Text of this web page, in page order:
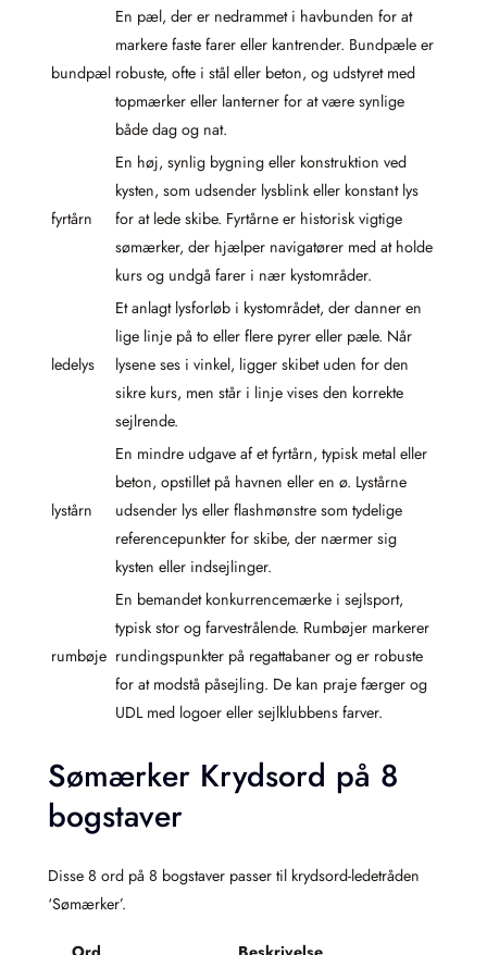
bundpæl
En pæl, der er nedrammet i havbunden for at
markere faste farer eller kantrender. Bundpæle er
robuste, ofte i stål eller beton, og udstyret med
topmærker eller lanterner for at være synlige
både dag og nat.
fyrtårn
En høj, synlig bygning eller konstruktion ved
kysten, som udsender lysblink eller konstant lys
for at lede skibe. Fyrtårne er historisk vigtige
sømærker, der hjælper navigatører med at holde
kurs og undgå farer i nær kystområder.
ledelys
Et anlagt lysforløb i kystområdet, der danner en
lige linje på to eller flere pyrer eller pæle. Når
lysene ses i vinkel, ligger skibet uden for den
sikre kurs, men står i linje vises den korrekte
sejlrende.
lystårn
En mindre udgave af et fyrtårn, typisk metal eller
beton, opstillet på havnen eller en ø. Lystårne
udsender lys eller flashmønstre som tydelige
referencepunkter for skibe, der nærmer sig
kysten eller indsejlinger.
rumbøje
En bemandet konkurrencemærke i sejlsport,
typisk stor og farvestrålende. Rumbøjer markerer
rundingspunkter på regattabaner og er robuste
for at modstå påsejling. De kan praje færger og
UDL med logoer eller sejlklubbens farver.
Sømærker Krydsord på 8
bogstaver
Disse 8 ord på 8 bogstaver passer til krydsord-ledetråden
‘Sømærker’.